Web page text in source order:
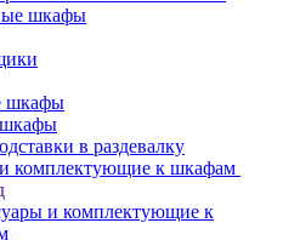
шкафы
шкафы
в раздевалку
комплектующие к шкафам
и комплектующие к